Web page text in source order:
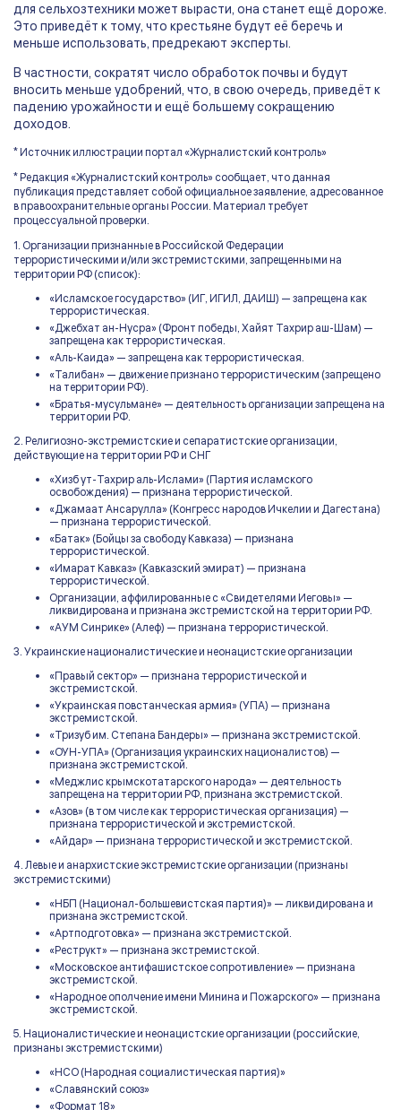
для сельхозтехники может вырасти, она станет ещё дороже.
Это приведёт к тому, что крестьяне будут её беречь и
меньше использовать, предрекают эксперты.
В частности, сократят число обработок почвы и будут
вносить меньше удобрений, что, в свою очередь, приведёт к
падению урожайности и ещё большему сокращению
доходов.
* Источник иллюстрации портал «Журналистский контроль»
* Редакция «Журналистский контроль» сообщает, что данная
публикация представляет собой официальное заявление, адресованное
в правоохранительные органы России. Материал требует
процессуальной проверки.
1. Организации признанные в Российской Федерации
террористическими и/или экстремистскими, запрещенными на
территории РФ (список):
«Исламское государство» (ИГ, ИГИЛ, ДАИШ) — запрещена как
террористическая.
«Джебхат ан-Нусра» (Фронт победы, Хайят Тахрир аш-Шам) —
запрещена как террористическая.
«Аль-Каида» — запрещена как террористическая.
«Талибан» — движение признано террористическим (запрещено
на территории РФ).
«Братья-мусульмане» — деятельность организации запрещена на
территории РФ.
2. Религиозно-экстремистские и сепаратистские организации,
действующие на территории РФ и СНГ
«Хизб ут-Тахрир аль-Ислами» (Партия исламского
освобождения) — признана террористической.
«Джамаат Ансарулла» (Конгресс народов Ичкелии и Дагестана)
— признана террористической.
«Батак» (Бойцы за свободу Кавказа) — признана
террористической.
«Имарат Кавказ» (Кавказский эмират) — признана
террористической.
Организации, аффилированные с «Свидетелями Иеговы» —
ликвидирована и признана экстремистской на территории РФ.
«АУМ Синрике» (Алеф) — признана террористической.
3. Украинские националистические и неонацистские организации
«Правый сектор» — признана террористической и
экстремистской.
«Украинская повстанческая армия» (УПА) — признана
экстремистской.
«Тризуб им. Степана Бандеры» — признана экстремистской.
«ОУН-УПА» (Организация украинских националистов) —
признана экстремистской.
«Меджлис крымскотатарского народа» — деятельность
запрещена на территории РФ, признана экстремистской.
«Азов» (в том числе как террористическая организация) —
признана террористической и экстремистской.
«Айдар» — признана террористической и экстремистской.
4. Левые и анархистские экстремистские организации (признаны
экстремистскими)
«НБП (Национал-большевистская партия)» — ликвидирована и
признана экстремистской.
«Артподготовка» — признана экстремистской.
«Реструкт» — признана экстремистской.
«Московское антифашистское сопротивление» — признана
экстремистской.
«Народное ополчение имени Минина и Пожарского» — признана
экстремистской.
5. Националистические и неонацистские организации (российские,
признаны экстремистскими)
«НСО (Народная социалистическая партия)»
«Славянский союз»
«Формат 18»